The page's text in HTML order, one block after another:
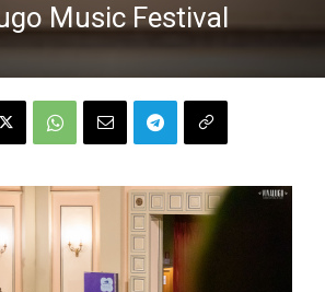
Music Festival